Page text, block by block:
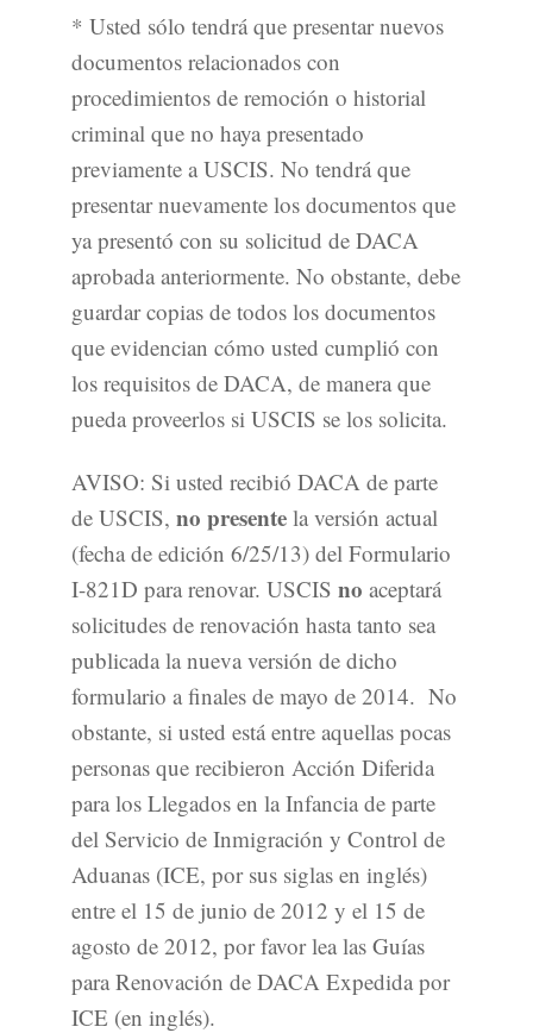
* Usted sólo tendrá que presentar nuevos
documentos relacionados con
procedimientos de remoción o historial
criminal que no haya presentado
previamente a USCIS. No tendrá que
presentar nuevamente los documentos que
ya presentó con su solicitud de DACA
aprobada anteriormente. No obstante, debe
guardar copias de todos los documentos
que evidencian cómo usted cumplió con
los requisitos de DACA, de manera que
pueda proveerlos si USCIS se los solicita.
AVISO: Si usted recibió DACA de parte
de USCIS, no presente la versión actual
(fecha de edición 6/25/13) del Formulario
I-821D para renovar. USCIS no aceptará
solicitudes de renovación hasta tanto sea
publicada la nueva versión de dicho
formulario a finales de mayo de 2014. No
obstante, si usted está entre aquellas pocas
personas que recibieron Acción Diferida
para los Llegados en la Infancia de parte
del Servicio de Inmigración y Control de
Aduanas (ICE, por sus siglas en inglés)
entre el 15 de junio de 2012 y el 15 de
agosto de 2012, por favor lea las Guías
para Renovación de DACA Expedida por
ICE (en inglés).